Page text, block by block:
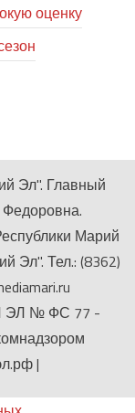
оценку
Эл". Главный
Марий
Эл". Тел.: (8362)
ЭЛ № ФС 77 -
|